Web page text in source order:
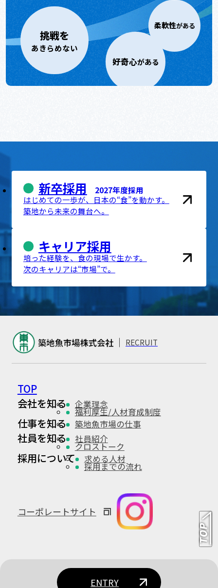
挑戦を
あきらめない
好奇心がある
柔軟性がある
新卒採用
2027年度採用
はじめての一歩が、日本の“食”を動かす。
築地から未来の舞台へ。
キャリア採用
培った経験を、食の現場で生かす。
次のキャリアは“市場”で。
ENTRY
RECRUIT
TOP
会社を知る
企業理念
福利厚生/人材育成制度
仕事を知る 築地魚市場の仕事
社員を知る 社員紹介
クロストーク
採用について 求める人材
採用までの流れ
コーポレートサイト